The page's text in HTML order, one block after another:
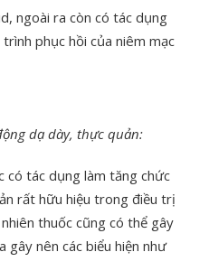
ngoài ra còn có tác dụng
phục hồi của niêm mạc
dạ dày, thực quản:
có tác dụng làm tăng chức
rất hữu hiệu trong điều trị
thuốc cũng có thể gây
gây nên các biểu hiện như